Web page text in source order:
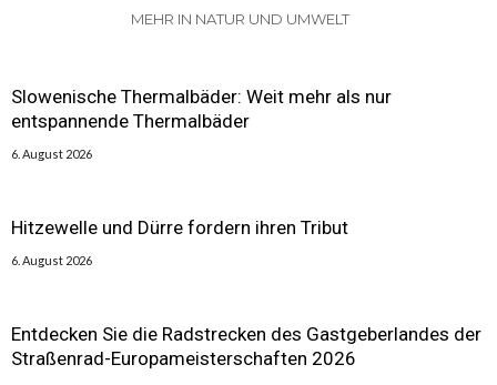
MEHR IN NATUR UND UMWELT
Slowenische Thermalbäder: Weit mehr als nur
entspannende Thermalbäder
6. August 2026
Hitzewelle und Dürre fordern ihren Tribut
6. August 2026
Entdecken Sie die Radstrecken des Gastgeberlandes der
Straßenrad-Europameisterschaften 2026